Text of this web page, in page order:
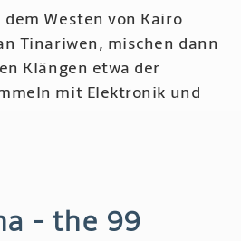
Westen von Kairo
Tinariwen, mischen dann
Klängen etwa der
mit Elektronik und
- the 99